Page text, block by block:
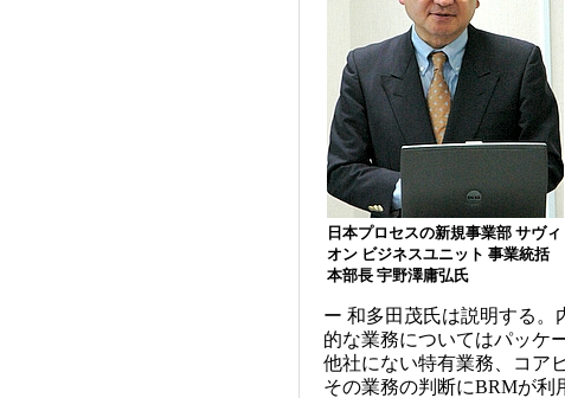
日本プロセスの新規事業部 サヴィ
オン ビジネスユニット 事業統括
本部長 宇野澤庸弘氏
ー 和多田茂氏は説明する
的な業務についてはパッケ
他社にない特有業務、コア
その業務の判断にBRMが利